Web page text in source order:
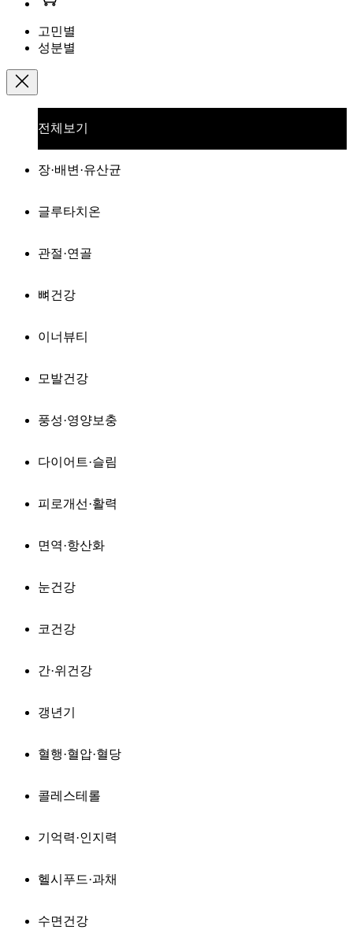
고민별
성분별
전체보기
장·배변·유산균
글루타치온
관절·연골
뼈건강
이너뷰티
모발건강
풍성·영양보충
다이어트·슬림
피로개선·활력
면역·항산화
눈건강
코건강
간·위건강
갱년기
혈행·혈압·혈당
콜레스테롤
기억력·인지력
헬시푸드·과채
수면건강